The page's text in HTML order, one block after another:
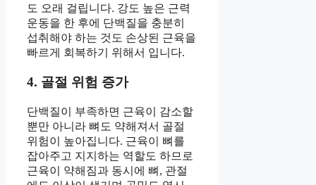
도 오래 걸립니다. 강도 높은 근력
운동을 한 후에 단백질을 충분히
섭취해야 하는 것도 손상된 근육을
빠르게 회복하기 위해서 입니다.
4. 골절 위험 증가
단백질이 부족하면 근육이 감소할
뿐만 아니라 뼈도 약해져서 골절
위험이 높아집니다. 근육이 뼈를
잡아주고 지지하는 역할도 하므로
근육이 약해짐과 동시에 뼈, 관절